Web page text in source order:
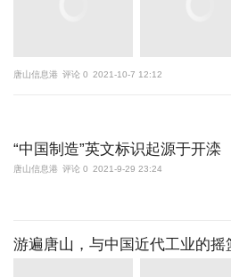
唐山信息港 评论 0 2021-10-7 12:12
“中国制造”英文标识起源于开滦
唐山信息港 评论 0 2021-9-29 23:24
游遍唐山，与中国近代工业的